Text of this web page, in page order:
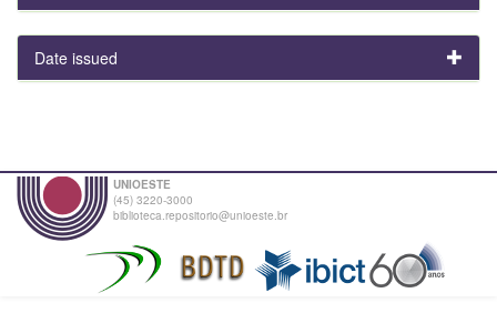
Date issued
UNIOESTE
(45) 3220-3000
biblioteca.repositorio@unioeste.br